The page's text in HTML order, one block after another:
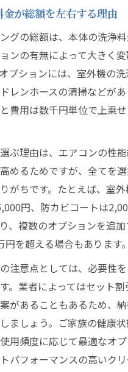
が総額を左右する理由
グの総額は、本体の洗浄
ンの有無によって大きく
プションには、室外機の
レンホースの清掃などが
費用は数千円単位で上乗
ぶ理由は、エアコンの性
めるためですが、全てを
がちです。たとえば、室
円、防カビコートは
、複数のオプションを追
を超える場合もあります。
注意点としては、必要性
。業者によってはセット
があることもあるため、
ましょう。ご家族の健康
用頻度に応じて最適なオ
パフォーマンスの高いク